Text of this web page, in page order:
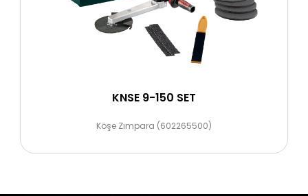
KNSE 9-150 SET
Köşe Zımpara (602265500)